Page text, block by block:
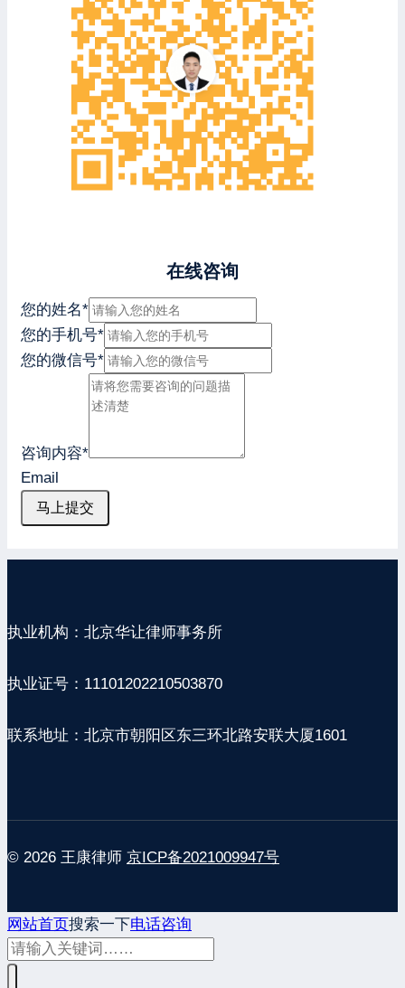
在线咨询
您的姓名*
您的手机号*
您的微信号*
咨询内容*
Email
马上提交
执业机构：北京华让律师事务所
执业证号：11101202210503870
联系地址：北京市朝阳区东三环北路安联大厦1601
© 2026 王康律师 京ICP备2021009947号
网站首页搜索一下电话咨询